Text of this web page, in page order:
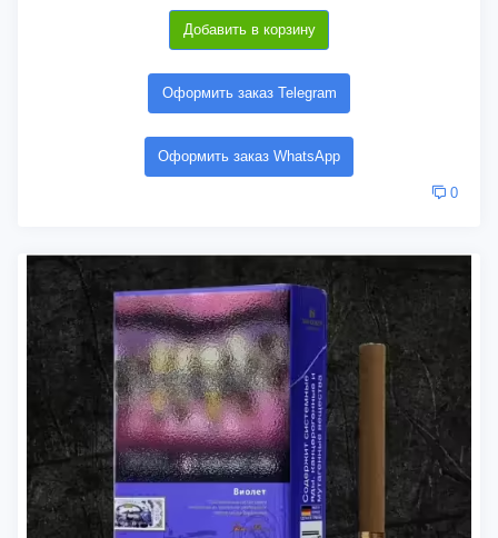
Добавить в корзину
Оформить заказ Telegram
Оформить заказ WhatsApp
0